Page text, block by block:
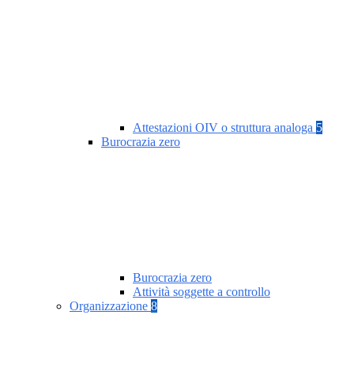
Attestazioni OIV o struttura analoga 5
Burocrazia zero
Burocrazia zero
Attività soggette a controllo
Organizzazione 8